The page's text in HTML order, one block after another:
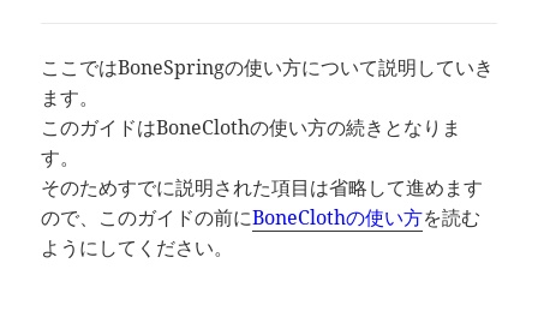
ここではBoneSpringの使い方について説明していき
ます。
このガイドはBoneClothの使い方の続きとなりま
す。
そのためすでに説明された項目は省略して進めます
ので、このガイドの前にBoneClothの使い方を読む
ようにしてください。